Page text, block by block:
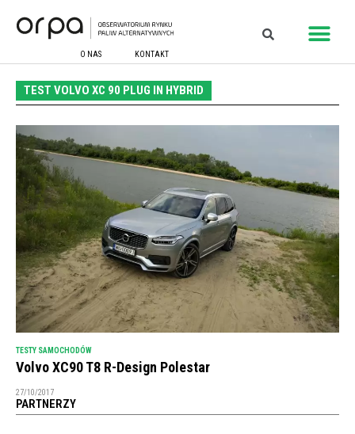
O NAS KONTAKT
TEST VOLVO XC 90 PLUG IN HYBRID
TESTY SAMOCHODÓW
Volvo XC90 T8 R-Design Polestar
27/10/2017
PARTNERZY